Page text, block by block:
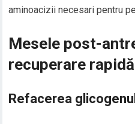
aminoacizii necesari pentru
Mesele post-
recuperare
Refacerea